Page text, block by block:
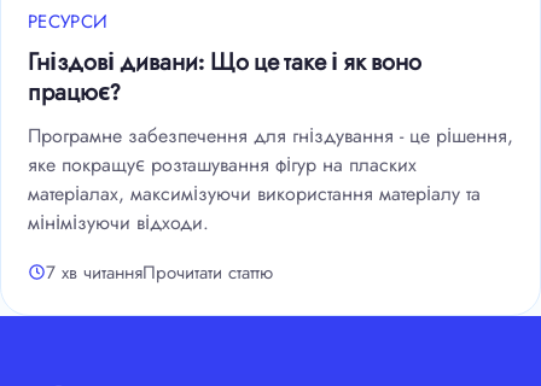
РЕСУРСИ
Гніздові дивани: Що це таке і як воно
працює?
Програмне забезпечення для гніздування - це рішення,
яке покращує розташування фігур на пласких
матеріалах, максимізуючи використання матеріалу та
мінімізуючи відходи.
7 хв читанняПрочитати статтю